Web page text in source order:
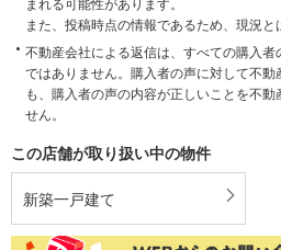
また、投稿時点の情報であるため、現況と
不動産会社による返信は、すべての購入
ではありません。購入者の声に対して不
も、購入者の声の内容が正しいことを不
せん。
この店舗が取り扱い中の物件
新築一戸建て